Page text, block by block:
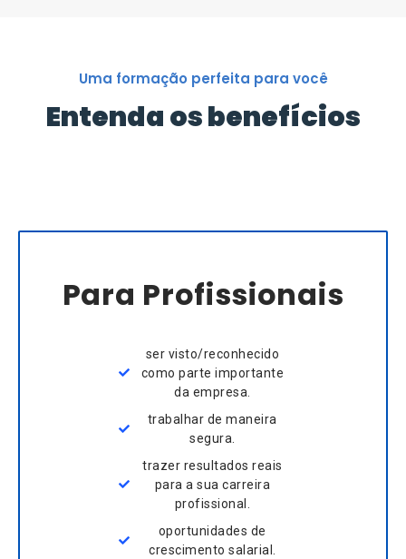
Uma formação perfeita para você
Entenda os benefícios
Para Profissionais
ser visto/reconhecido
como parte importante
da empresa.
trabalhar de maneira
segura.
trazer resultados reais
para a sua carreira
profissional.
oportunidades de
crescimento salarial.